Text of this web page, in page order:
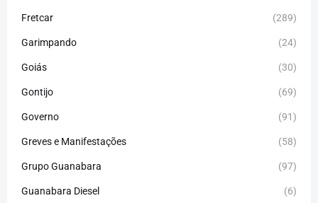
Fretcar (289)
Garimpando (24)
Goiás (30)
Gontijo (69)
Governo (91)
Greves e Manifestações (58)
Grupo Guanabara (97)
Guanabara Diesel (6)